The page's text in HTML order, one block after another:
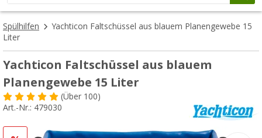
Spülhilfen
Yachticon Faltschüssel aus blauem Planengewebe 15
Liter
Yachticon Faltschüssel aus blauem
Planengewebe 15 Liter
(Über100)
Art.-Nr.: 479030